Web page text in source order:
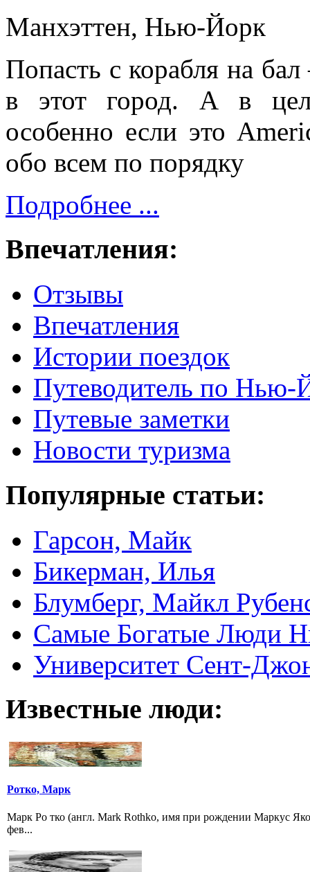
Манхэттен, Нью-Йорк
Попасть с корабля на
в этот город. А в
особенно если это
обо всем по порядку
Подробнее ...
Впечатления:
Отзывы
Впечатления
Истории поездок
Путеводитель по Нью-
Путевые заметки
Новости туризма
Популярные статьи:
Гарсон, Майк
Бикерман, Илья
Блумберг, Майкл
Самые Богатые Люди
Университет Сент-
Известные люди:
Ротко, Марк
Марк Ро тко (англ. Mark Rothko, имя при рождении Маркус
фев...